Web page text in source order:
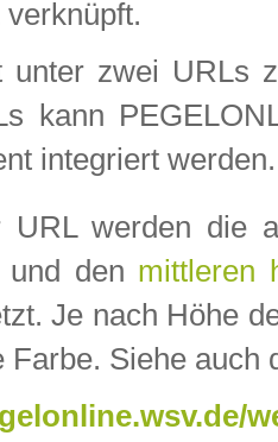
unter zwei URLs
kann
integriert werden.
URL werden die
und den mittleren
Je nach Höhe
Farbe. Siehe auch